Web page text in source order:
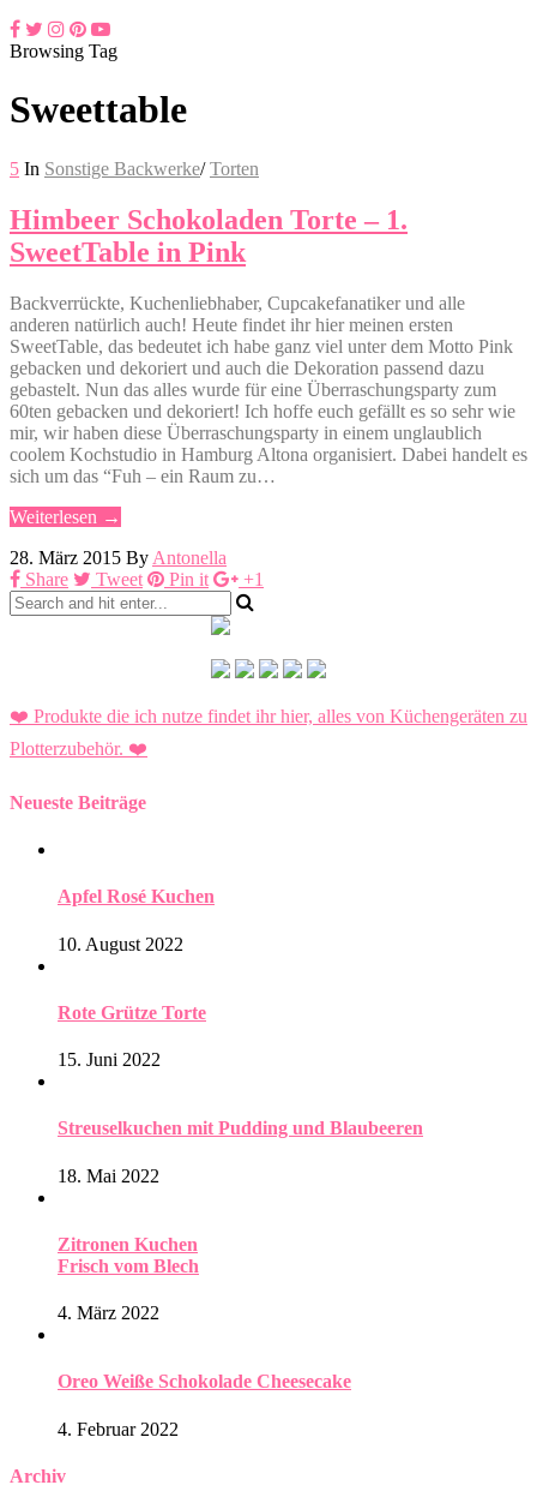
Browsing Tag
Sweettable
5 In Sonstige Backwerke/ Torten
Himbeer Schokoladen Torte – 1.
SweetTable in Pink
Backverrückte, Kuchenliebhaber, Cupcakefanatiker und alle
anderen natürlich auch! Heute findet ihr hier meinen ersten
SweetTable, das bedeutet ich habe ganz viel unter dem Motto Pink
gebacken und dekoriert und auch die Dekoration passend dazu
gebastelt. Nun das alles wurde für eine Überraschungsparty zum
60ten gebacken und dekoriert! Ich hoffe euch gefällt es so sehr wie
mir, wir haben diese Überraschungsparty in einem unglaublich
coolem Kochstudio in Hamburg Altona organisiert. Dabei handelt es
sich um das “Fuh – ein Raum zu…
Weiterlesen →
28. März 2015 By Antonella
Share
Tweet Pin it +1
❤️ Produkte die ich nutze findet ihr hier, alles von Küchengeräten zu
Plotterzubehör. ❤️
Neueste Beiträge
Apfel Rosé Kuchen
10. August 2022
Rote Grütze Torte
15. Juni 2022
Streuselkuchen mit Pudding und Blaubeeren
18. Mai 2022
Zitronen Kuchen
Frisch vom Blech
4. März 2022
Oreo Weiße Schokolade Cheesecake
4. Februar 2022
Archiv